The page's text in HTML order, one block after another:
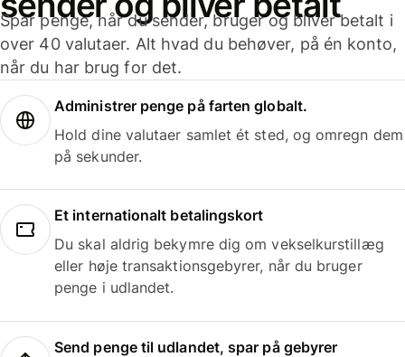
Spar penge, når du sender, bruger og bliver betalt i
over 40 valutaer. Alt hvad du behøver, på én konto,
når du har brug for det.
Administrer penge på farten globalt.
Hold dine valutaer samlet ét sted, og omregn dem
på sekunder.
Et internationalt betalingskort
Du skal aldrig bekymre dig om vekselkurstillæg
eller høje transaktionsgebyrer, når du bruger
penge i udlandet.
Send penge til udlandet, spar på gebyrer